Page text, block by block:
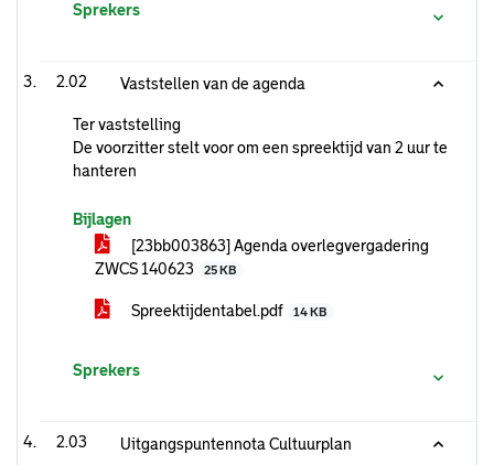
Sprekers
2.02 Vaststellen van de agenda
Ter vaststelling
De voorzitter stelt voor om een spreektijd van 2 uur te
hanteren
Bijlagen
[23bb003863] Agenda overlegvergadering
ZWCS 140623
25 KB
Spreektijdentabel.pdf 14 KB
Sprekers
2.03 Uitgangspuntennota Cultuurplan